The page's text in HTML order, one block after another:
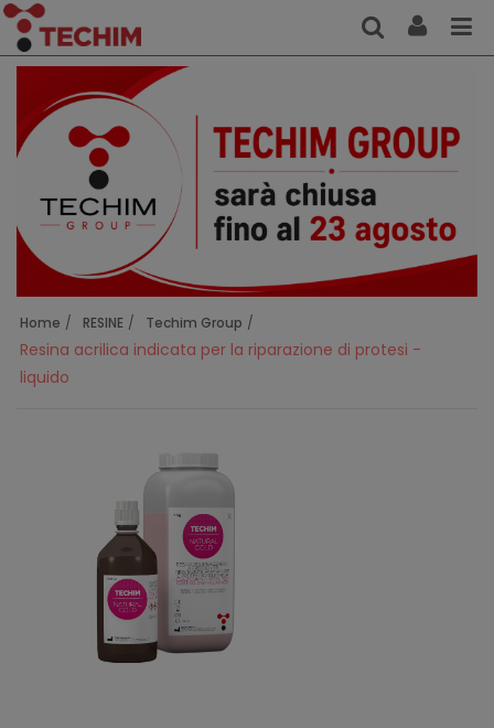
Home RESINE Techim Group
Resina acrilica indicata per la riparazione di protesi -
liquido